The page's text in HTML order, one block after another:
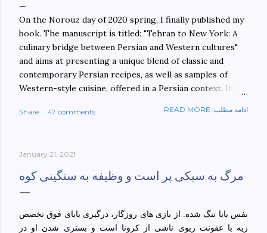
On the Norouz day of 2020 spring, I finally published my
book. The manuscript is titled: "Tehran to New York: A
culinary bridge between Persian and Western cultures"
and aims at presenting a unique blend of classic and
contemporary Persian recipes, as well as samples of
Western-style cuisine, offered in a Persian context. It is
walls. This book aims at constructing a bridge between
York-culinary-cultures-
ebook/dp/B0861H47GS/ref=sr_1_1?
dchild=1&keywords=tehran+to+new+york&qid=158481093
Share 47 comments READ MORE-ادامه مطلب
January 21, 2021
مرگ به سبکی پر است و وظیفه به سنگینی کوه
نفس بابا تنگ شده. از بازی های روزگار، درگیری بابای فوق تخصص
ریه با عفونت ریوی ناشی از کرونا است و بستری شدن او در